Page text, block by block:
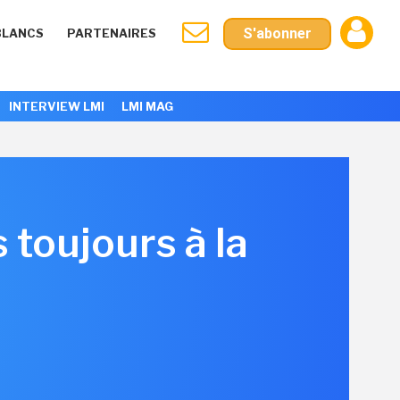
PARTENAIRES S'abonner
INTERVIEW LMI LMI MAG
toujours à la